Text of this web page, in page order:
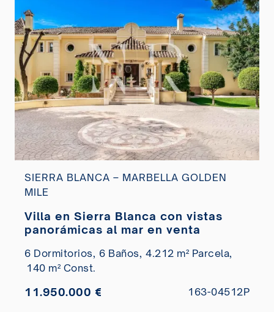
SIERRA BLANCA – MARBELLA GOLDEN
MILE
Villa en Sierra Blanca con vistas
panorámicas al mar en venta
6 Dormitorios, 6 Baños, 4.212 m² Parcela,
140 m² Const.
11.950.000 € 163-04512P